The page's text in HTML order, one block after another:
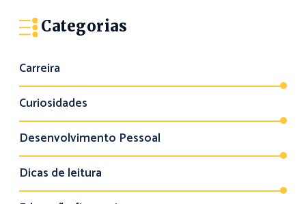
Categorias
Carreira
Curiosidades
Desenvolvimento Pessoal
Dicas de leitura